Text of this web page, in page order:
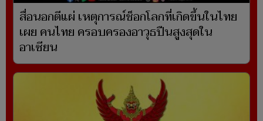
สื่อนอกตีแผ่ เหตุการณ์ช็อกโลกที่เกิดขึ้นในไทย
เผย คนไทย ครอบครองอาวุธปืนสูงสุดใน
อาเซียน